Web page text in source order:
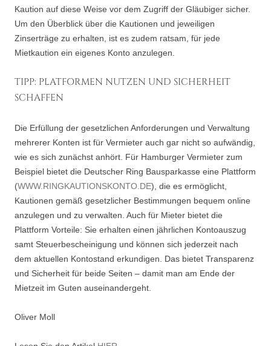
Kaution auf diese Weise vor dem Zugriff der Gläubiger sicher.
Um den Überblick über die Kautionen und jeweiligen
Zinserträge zu erhalten, ist es zudem ratsam, für jede
Mietkaution ein eigenes Konto anzulegen.
TIPP: PLATFORMEN NUTZEN UND SICHERHEIT
SCHAFFEN
Die Erfüllung der gesetzlichen Anforderungen und Verwaltung
mehrerer Konten ist für Vermieter auch gar nicht so aufwändig,
wie es sich zunächst anhört. Für Hamburger Vermieter zum
Beispiel bietet die Deutscher Ring Bausparkasse eine Plattform
(WWW.RINGKAUTIONSKONTO.DE), die es ermöglicht,
Kautionen gemäß gesetzlicher Bestimmungen bequem online
anzulegen und zu verwalten. Auch für Mieter bietet die
Plattform Vorteile: Sie erhalten einen jährlichen Kontoauszug
samt Steuerbescheinigung und können sich jederzeit nach
dem aktuellen Kontostand erkundigen. Das bietet Transparenz
und Sicherheit für beide Seiten – damit man am Ende der
Mietzeit im Guten auseinandergeht.
Oliver Moll